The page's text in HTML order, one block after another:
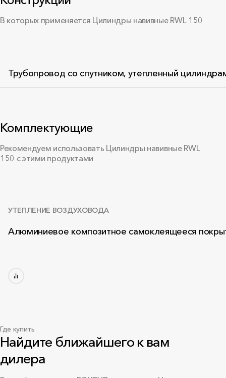
В которых применяется Цилиндры навивные RWL 150
Трубопровод со спутником, утепленный
Комплектующие
Рекомендуем использовать Цилиндры навивные RWL
150 с этими продуктами
УТЕПЛЕНИЕ ВОЗДУХОВОДА
Алюминиевое композитное самоклеящееся
Где купить
Найдите ближайшего к вам
дилера